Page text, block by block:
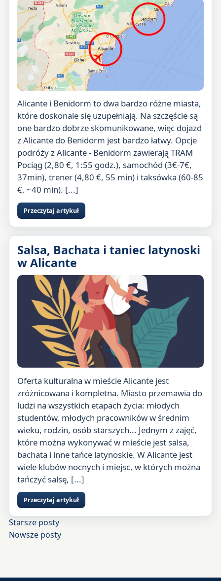
Alicante i Benidorm to dwa bardzo różne miasta,
które doskonale się uzupełniają. Na szczęście są
one bardzo dobrze skomunikowane, więc dojazd
z Alicante do Benidorm jest bardzo łatwy. Opcje
podróży z Alicante - Benidorm zawierają TRAM
Pociąg (2,80 €, 1:55 godz.), samochód (3€-7€,
37min), trener (4,80 €, 55 min) i taksówka (60-85
€, ~40 min). [...]
Przeczytaj artykuł
Salsa, Bachata i taniec latynoski
w Alicante
Oferta kulturalna w mieście Alicante jest
zróżnicowana i kompletna. Miasto przemawia do
ludzi na wszystkich etapach życia: młodych
studentów, młodych pracowników w średnim
wieku, rodzin, osób starszych... Jednym z zajęć,
które można wykonywać w mieście jest salsa,
bachata i inne tańce latynoskie. W Alicante jest
wiele klubów nocnych i miejsc, w których można
tańczyć salsę, [...]
Przeczytaj artykuł
Nawigacja
Starsze posty
Nowsze posty